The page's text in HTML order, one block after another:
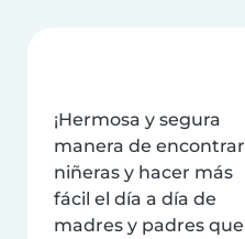
¡Hermosa y segura
manera de encontrar
niñeras y hacer más
fácil el día a día de
madres y padres que